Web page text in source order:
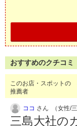
おすすめのクチコミ
このお店・スポットの
推薦者
ココ さん （女性/
三島大社の